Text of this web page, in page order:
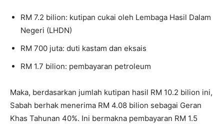
RM 7.2 bilion: kutipan cukai oleh Lembaga Hasil Dalam
Negeri (LHDN)
RM 700 juta: duti kastam dan eksais
RM 1.7 bilion: pembayaran petroleum
Maka, berdasarkan jumlah kutipan hasil RM 10.2 bilion ini,
Sabah berhak menerima RM 4.08 bilion sebagai Geran
Khas Tahunan 40%. Ini bermakna pembayaran RM 1.5